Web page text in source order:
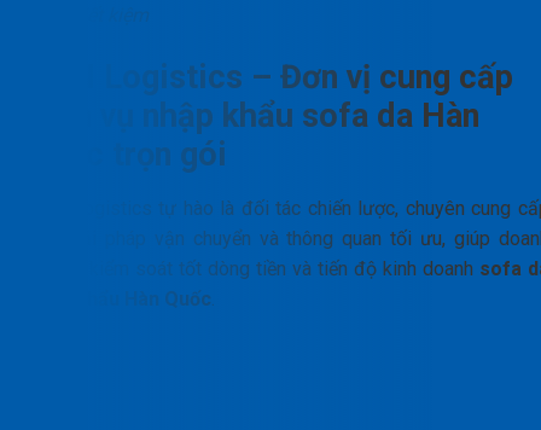
PTN Logistics – Đơn vị cung cấp
dịch vụ nhập khẩu sofa da Hàn
Quốc trọn gói
PTN Logistics tự hào là đối tác chiến lược, chuyên cung
các giải pháp vận chuyển và thông quan tối ưu, giúp
nghiệp kiểm soát tốt dòng tiền và tiến độ kinh doanh sofa
nhập khẩu Hàn Quốc.